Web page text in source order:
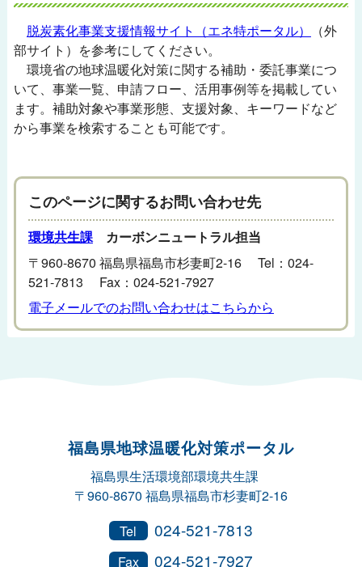
脱炭素化事業支援情報サイト（エネ特ポータル）
（外
部サイト）を参考にしてください。
環境省の地球温暖化対策に関する補助・委託事業につ
いて、事業一覧、申請フロー、活用事例等を掲載してい
ます。補助対象や事業形態、支援対象、キーワードなど
から事業を検索することも可能です。
このページに関するお問い合わせ先
環境共生課カーボンニュートラル担当
〒960-8670 福島県福島市杉妻町2-16 Tel：024-
521-7813 Fax：024-521-7927
電子メールでのお問い合わせはこちらから
福島県地球温暖化対策ポータル
福島県生活環境部環境共生課
〒960-8670 福島県福島市杉妻町2-16
Tel 024-521-7813
Fax 024-521-7927